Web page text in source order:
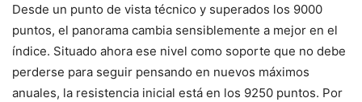
Desde un punto de vista técnico y superados los 9000
puntos, el panorama cambia sensiblemente a mejor en el
índice. Situado ahora ese nivel como soporte que no debe
perderse para seguir pensando en nuevos máximos
anuales, la resistencia inicial está en los 9250 puntos. Por